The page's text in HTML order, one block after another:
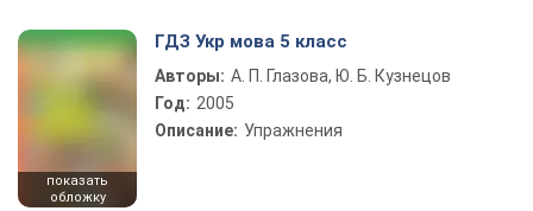
показать
обложку
ГДЗ Укр мова 5 класс
Авторы: А. П. Глазова, Ю. Б. Кузнецов
Год: 2005
Описание: Упражнения